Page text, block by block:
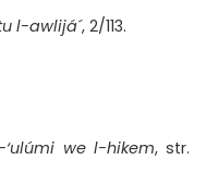
l-awlijá´, 2/113.
‘ulúmi we l-hikem, str.